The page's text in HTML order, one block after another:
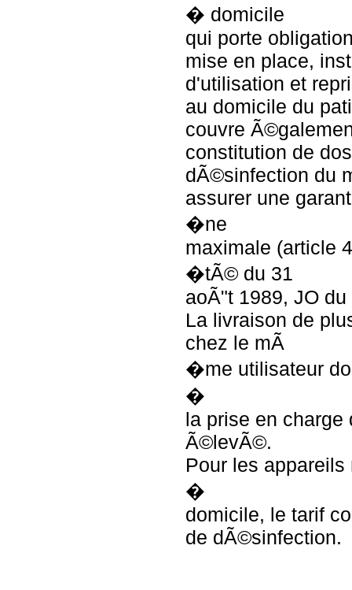
� domicile
qui porte
mise en place,
d'utilisation et
au domicile du
couvre
constitution de
dÃ©sinfection du
assurer une
�ne
maximale (article
�tÃ© du 31
aoÃ"t 1989, JO
La livraison de
chez le mÃ
�me utilisateur
�
la prise en charge
Ã©levÃ©.
Pour les
�
domicile, le tarif
de dÃ©sinfection.